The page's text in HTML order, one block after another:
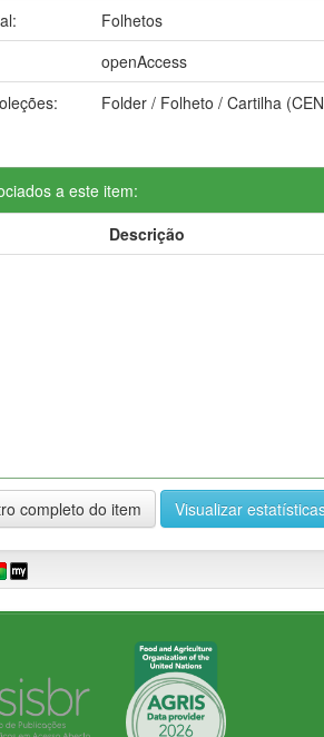
Folhetos
openAccess
Folder / Folheto / Cartilha
a este item:
Descrição
completo do item Visualizar